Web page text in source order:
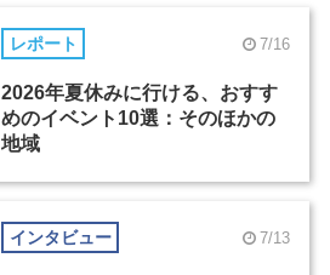
レポート 7/16
2026年夏休みに行ける、おすす
めのイベント10選：そのほかの
地域
インタビュー 7/13